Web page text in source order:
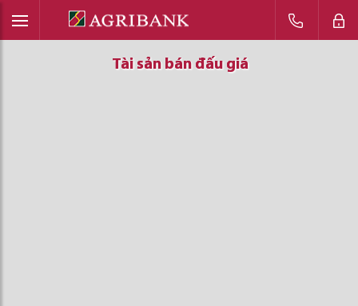
Tài sản bán đấu giá
Tài sản bán đấu giá
Tài sản bán đấu giá